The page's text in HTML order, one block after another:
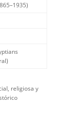
religiosa y